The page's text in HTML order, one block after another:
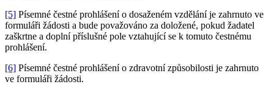
[5] Písemné čestné prohlášení o dosaženém vzdělání je zahrnuto ve
formuláři žádosti a bude považováno za doložené, pokud žadatel
zaškrtne a doplní příslušné pole vztahující se k tomuto čestnému
prohlášení.
[6] Písemné čestné prohlášení o zdravotní způsobilosti je zahrnuto
ve formuláři žádosti.